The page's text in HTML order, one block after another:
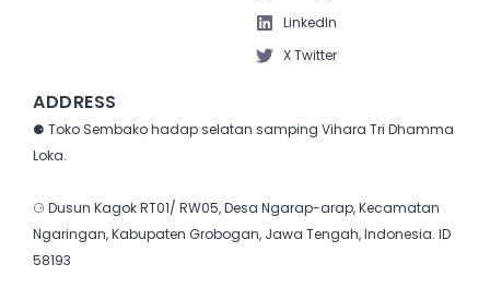
LinkedIn
X Twitter
ADDRESS
⚈ Toko Sembako hadap selatan samping Vihara Tri Dhamma
Loka.
⚆ Dusun Kagok RT01/ RW05, Desa Ngarap-arap, Kecamatan
Ngaringan, Kabupaten Grobogan, Jawa Tengah, Indonesia. ID
58193